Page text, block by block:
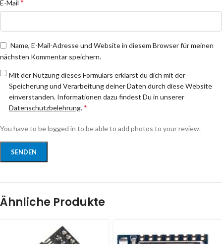
E-Mail *
Name, E-Mail-Adresse und Website in diesem Browser für meinen
nächsten Kommentar speichern.
Mit der Nutzung dieses Formulars erklärst du dich mit der
Speicherung und Verarbeitung deiner Daten durch diese Website
einverstanden. Informationen dazu findest Du in unserer
Datenschutzbelehrung. *
You have to be logged in to be able to add photos to your review.
Ähnliche Produkte